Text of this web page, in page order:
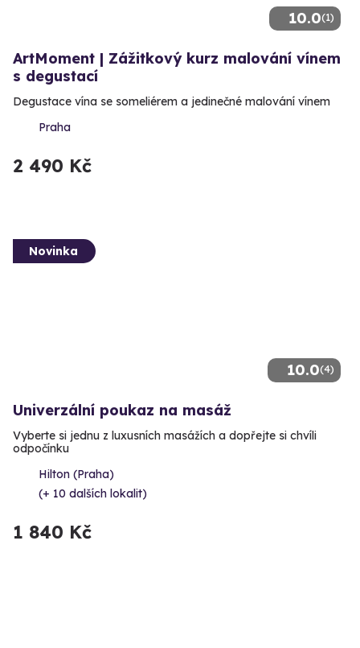
10.0(1)
ArtMoment | Zážitkový kurz malování vínem
s degustací
Degustace vína se someliérem a jedinečné malování vínem
Praha
2 490 Kč
10.0(4)
Novinka
Univerzální poukaz na masáž
Vyberte si jednu z luxusních masážích a dopřejte si chvíli
odpočínku
Hilton (Praha)
(+ 10 dalších lokalit)
1 840 Kč